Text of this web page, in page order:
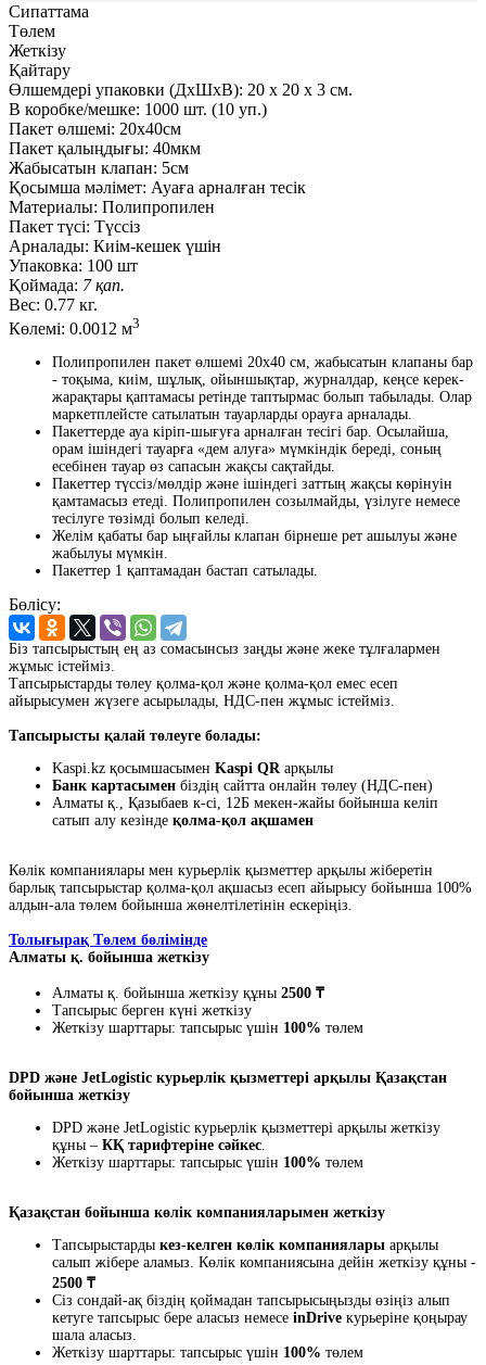
Сипаттама
Төлем
Жеткізу
Қайтару
Өлшемдері упаковки (ДxШxВ): 20 x 20 x 3 см.
В коробке/мешке: 1000 шт. (10 уп.)
Пакет өлшемі: 20x40см
Пакет қалыңдығы: 40мкм
Жабысатын клапан: 5см
Қосымша мәлімет: Ауаға арналған тесік
Материалы: Полипропилен
Пакет түсі: Түссіз
Арналады: Киім-кешек үшін
Упаковка: 100 шт
Қоймада: 7 қап.
Вес: 0.77 кг.
Көлемі: 0.0012 м3
Полипропилен пакет өлшемі 20x40 см, жабысатын клапаны бар
- тоқыма, киім, шұлық, ойыншықтар, журналдар, кеңсе керек-
жарақтары қаптамасы ретінде таптырмас болып табылады. Олар
маркетплейсте сатылатын тауарларды орауға арналады.
Пакеттерде ауа кіріп-шығуға арналған тесігі бар. Осылайша,
орам ішіндегі тауарға «дем алуға» мүмкіндік береді, соның
есебінен тауар өз сапасын жақсы сақтайды.
Пакеттер түссіз/мөлдір және ішіндегі заттың жақсы көрінуін
қамтамасыз етеді. Полипропилен созылмайды, үзілуге немесе
тесілуге төзімді болып келеді.
Желім қабаты бар ыңғайлы клапан бірнеше рет ашылуы және
жабылуы мүмкін.
Пакеттер 1 қаптамадан бастап сатылады.
Бөлісу:
Біз тапсырыстың ең аз сомасынсыз заңды және жеке тұлғалармен
жұмыс істейміз.
Тапсырыстарды төлеу қолма-қол және қолма-қол емес есеп
айырысумен жүзеге асырылады, НДС-пен жұмыс істейміз.
Тапсырысты қалай төлеуге болады:
Kaspi.kz қосымшасымен Kaspi QRарқылы
Банк картасымен біздің сайтта онлайн төлеу (НДС-пен)
Алматы қ., Қазыбаев к-сі, 12Б мекен-жайы бойынша келіп
сатып алу кезінде қолма-қол ақшамен
Көлік компаниялары мен курьерлік қызметтер арқылы жіберетін
барлық тапсырыстар қолма-қол ақшасыз есеп айырысу бойынша 100%
алдын-ала төлем бойынша жөнелтілетінін ескеріңіз.
Толығырақ Төлем бөлімінде
Алматы қ. бойынша жеткізу
Алматы қ. бойынша жеткізу құны 2500 ₸
Тапсырыс берген күні жеткізу
Жеткізу шарттары: тапсырыс үшін 100% төлем
DPD және JetLogistic курьерлік қызметтері арқылы Қазақстан
бойынша жеткізу
DPD және JetLogistic курьерлік қызметтері арқылы жеткізу
құны – КҚ тарифтеріне сәйкес.
Жеткізу шарттары: тапсырыс үшін 100% төлем
Қазақстан бойынша көлік компанияларымен жеткізу
Тапсырыстарды кез-келген көлік компаниялары арқылы
салып жібере аламыз. Көлік компаниясына дейін жеткізу құны -
2500 ₸
Сіз сондай-ақ біздің қоймадан тапсырысыңызды өзіңіз алып
кетуге тапсырыс бере аласыз немесе inDrive курьеріне қоңырау
шала аласыз.
Жеткізу шарттары: тапсырыс үшін 100% төлем